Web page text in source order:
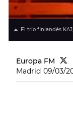
El trío finlandés
Europa FM
Madrid 09/03/